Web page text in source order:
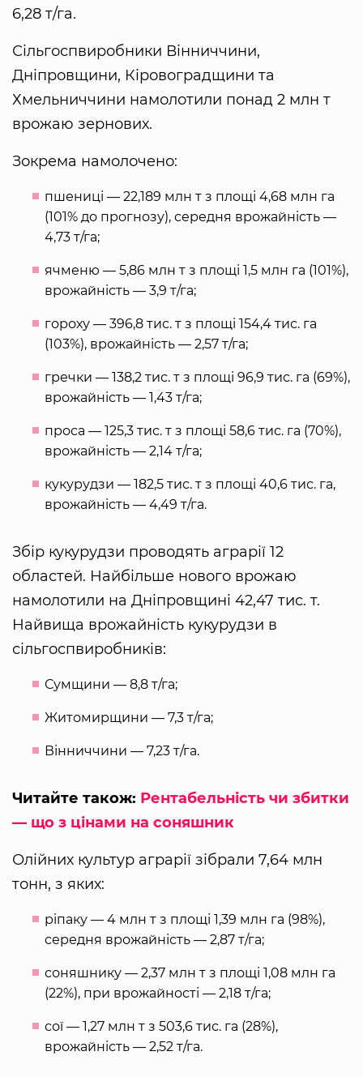
6,28 т/га.
Сільгоспвиробники Вінниччини,
Дніпровщини, Кіровоградщини та
Хмельниччини намолотили понад 2 млн т
врожаю зернових.
Зокрема намолочено:
пшениці — 22,189 млн т з площі 4,68 млн га
(101% до прогнозу), середня врожайність —
4,73 т/га;
ячменю — 5,86 млн т з площі 1,5 млн га (101%),
врожайність — 3,9 т/га;
гороху — 396,8 тис. т з площі 154,4 тис. га
(103%), врожайність — 2,57 т/га;
гречки — 138,2 тис. т з площі 96,9 тис. га (69%),
врожайність — 1,43 т/га;
проса — 125,3 тис. т з площі 58,6 тис. га (70%),
врожайність — 2,14 т/га;
кукурудзи — 182,5 тис. т з площі 40,6 тис. га,
врожайність — 4,49 т/га.
Збір кукурудзи проводять аграрії 12
областей. Найбільше нового врожаю
намолотили на Дніпровщині 42,47 тис. т.
Найвища врожайність кукурудзи в
сільгоспвиробників:
Сумщини — 8,8 т/га;
Житомирщини — 7,3 т/га;
Вінниччини — 7,23 т/га.
Читайте також: Рентабельність чи збитки
— що з цінами на соняшник
Олійних культур аграрії зібрали 7,64 млн
тонн, з яких:
ріпаку — 4 млн т з площі 1,39 млн га (98%),
середня врожайність — 2,87 т/га;
соняшнику — 2,37 млн т з площі 1,08 млн га
(22%), при врожайності — 2,18 т/га;
сої — 1,27 млн т з 503,6 тис. га (28%),
врожайність — 2,52 т/га.